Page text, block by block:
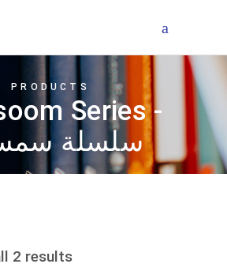
PRODUCTS
Series -
سلسلة
2 results